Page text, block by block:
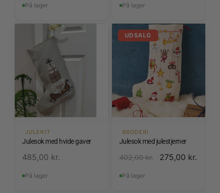
På lager På lager
JULEKIT
Julesok med hvide gaver
485,00 kr.
På lager
UDSALG
BRODERI
Julesok med julestjerner
402,00kr. 275,00 kr.
På lager